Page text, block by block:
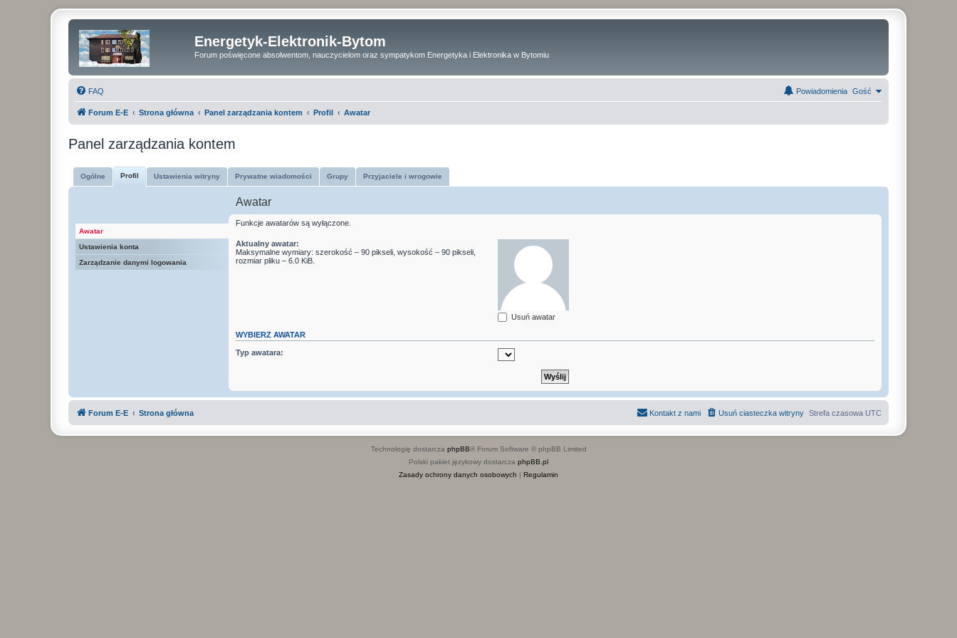
Energetyk-Elektronik-Bytom
Forum poświęcone absolwentom, nauczycielom oraz sympatykom Energetyka i Elektronika w Bytomiu
FAQ Gość
Powiadomienia
Forum E-E Strona główna Panel zarządzania kontem Profil Awatar
Panel zarządzania kontem
Ogólne Profil Ustawienia witryny Prywatne wiadomości Grupy Przyjaciele i wrogowie
Awatar
Ustawienia konta
Zarządzanie danymi logowania
Awatar
Funkcje awatarów są wyłączone.
Aktualny awatar:
Maksymalne wymiary: szerokość – 90 pikseli, wysokość – 90 pikseli,
rozmiar pliku – 6.0 KiB.
Usuń awatar
WYBIERZ AWATAR
Typ awatara:
Forum E-E Strona główna Strefa czasowa UTC
Usuń ciasteczka witryny
Kontakt z nami
Technologię dostarcza phpBB® Forum Software © phpBB Limited
Polski pakiet językowy dostarcza phpBB.pl
Zasady ochrony danych osobowych | Regulamin